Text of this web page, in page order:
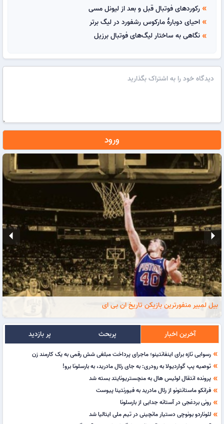
double_arrow رکوردهای فوتبال قبل و بعد از لیونل مسی
double_arrow احیای دوبارهٔ مارکوس رشفورد در لیگ برتر
double_arrow نگاهی به ساختار لیگ‌های فوتبال برزیل
ورود
بیل لمبیر منفورترین بازیکن تاریخ ان بی ای
arrow_right
arrow_left
آخرین اخبار پربحث پر بازدید
double_arrow رسوایی تازه برای اینفانتینو؛ ماجرای پرداخت مبلغی شش‌ رقمی به یک کارمند زن
double_arrow توصیه پپ گواردیولا به رودری: به جای رئال مادرید، به بارسلونا برو!
double_arrow پرونده انتقال لوئیس هال به منچستریونایتد بسته شد
double_arrow فرانکو ماستانتونو از رئال مادرید به فیورنتینا پیوست
double_arrow رونی بردغجی در آستانه جدایی از بارسلونا
double_arrow لئوناردو بونوچی دستیار مانچینی در تیم ملی ایتالیا شد